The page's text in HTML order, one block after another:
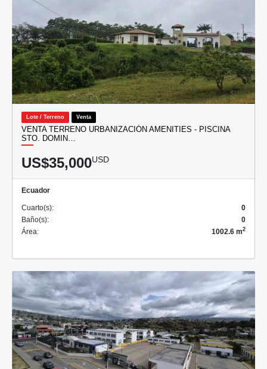
Lote / Terreno Venta
VENTA TERRENO URBANIZACIÓN AMENITIES - PISCINA
STO. DOMIN…
US$35,000USD
Ecuador
Cuarto(s):
0
Baño(s):
0
Área:
1002.6 m2